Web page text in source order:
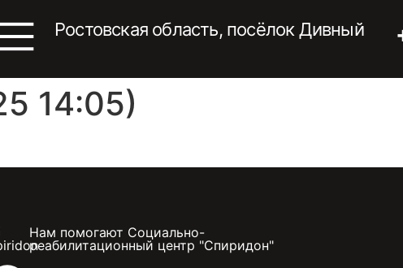
Ростовская область, посёлок Дивный
14:05)
Нам помогают Социально-
реабилитационный центр "Спиридон"